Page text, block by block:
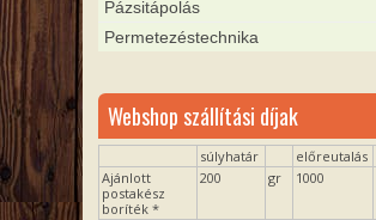
Pázsitápolás
Permetezéstechnika
Webshop szállítási díjak
súlyhatár előreutalás
Ajánlott
postakész
boríték *
200 gr 1000